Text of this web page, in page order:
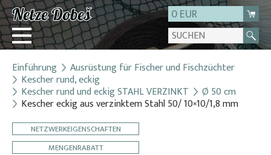
0 EUR
Login
Registrierung
Kontakt
Einführung Ausrüstung für Fischer und Fischzüchter
Kescher rund, eckig
Kescher rund und eckig STAHL VERZINKT Ø 50 cm
Kescher eckig aus verzinktem Stahl 50/ 10×10/1,8 mm
NETZWERKEIGENSCHAFTEN
MENGENRABATT